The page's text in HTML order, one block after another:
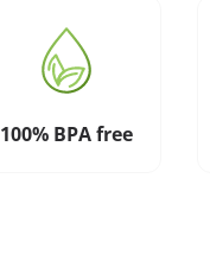
100% BPA free